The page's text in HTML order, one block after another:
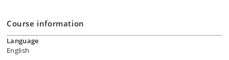
Course information
Language
English